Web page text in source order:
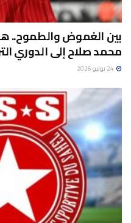
بين الغموض والطموح..
محمد صلاح إلى الدوري